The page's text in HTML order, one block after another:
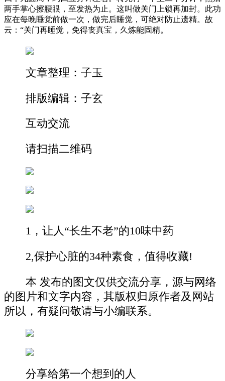
两手掌心擦腰眼，至发热为止。这叫做关门上锁再加封。此功
应在每晚睡觉前做一次，做完后睡觉，可绝对防止遗精。故
云：“关门再睡觉，免得丧真宝，久炼能固精。
文章整理：子玉
排版编辑：子玄
互动交流
请扫描二维码
1，让人“长生不老”的10味中药
2,保护心脏的34种素食，值得收藏!
本 发布的图文仅供交流分享，源与网络
的图片和文字内容，其版权归原作者及网站
所以，有疑问敬请与小编联系。
分享给第一个想到的人